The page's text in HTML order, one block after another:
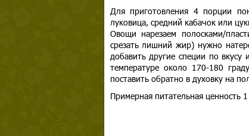
Для приготовления 4 порции
луковица, средний кабачок или
Овощи нарезаем полосками/
срезать лишний жир) нужно
добавить другие специи по
температуре около 170-180
поставить обратно в духовку на
Примерная питательная ценность